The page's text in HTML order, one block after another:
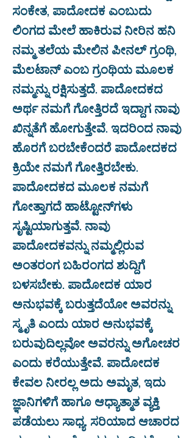
ಸಂಕೇತ, ಪಾದೋದಕ ಎಂಬುದು
ಲಿಂಗದ ಮೇಲೆ ಹಾಕಿರುವ ನೀರಿನ ಹನಿ
ನಮ್ಮ ತಲೆಯ ಮೇಲಿನ ಪೀನಲ್ ಗ್ರಂಥಿ,
ಮೆಲಟಾನ್ ಎಂಬ ಗ್ರಂಥಿಯ ಮೂಲಕ
ನಮ್ಮನ್ನು ರಕ್ಷಿಸುತ್ತದೆ. ಪಾದೋದಕದ
ಅರ್ಥ ನಮಗೆ ಗೋತ್ತಿರದೆ ಇದ್ದಾಗ ನಾವು
ಖಿನ್ನತೆಗೆ ಹೋಗುತ್ತೇವೆ. ಇದರಿಂದ ನಾವು
ಹೊರಗೆ ಬರಬೇಕೆಂದರೆ ಪಾದೋದಕದ
ಕ್ರಿಯೇ ನಮಗೆ ಗೋತ್ತಿರಬೇಕು.
ಪಾದೋದಕದ ಮೂಲಕ ನಮಗೆ
ಗೋತ್ತಾಗದೆ ಹಾಟ್ಟೋನ್‌ಗಳು
ಸೃಷ್ಟಿಯಾಗುತ್ತವೆ. ನಾವು
ಪಾದೋದಕವನ್ನು ನಮ್ಮಲ್ಲಿರುವ
ಅಂತರಂಗ ಬಹಿರಂಗದ ಶುದ್ದಿಗೆ
ಬಳಸಬೇಕು. ಪಾದೋದಕ ಯಾರ
ಅನುಭವಕ್ಕೆ ಬರುತ್ತದೆಯೋ ಅವರನ್ನು
ಸ್ಮೃತಿ ಎಂದು ಯಾರ ಅನುಭವಕ್ಕೆ
ಬರುವುದಿಲ್ಲವೋ ಅವರನ್ನು ಅಗೋಚರ
ಎಂದು ಕರೆಯುತ್ತೇವೆ. ಪಾದೋದಕ
ಕೇವಲ ನೀರಲ್ಲ ಅದು ಅಮೃತ, ಇದು
ಜ್ಞಾನಿಗಳಿಗೆ ಹಾಗೂ ಆಧ್ಯಾತ್ಮಾತ ವ್ಯಕ್ತಿ
ಪಡೆಯಲು ಸಾಧ್ಯ. ಸರಿಯಾದ ಆಚಾರದ